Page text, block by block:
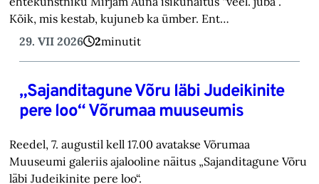
Kõik, mis kestab, kujuneb ka ümber. Ent…
29. VII 2026
2minutit
„Sajanditagune Võru läbi Judeikinite
pere loo“ Võrumaa muuseumis
Reedel, 7. augustil kell 17.00 avatakse Võrumaa
Muuseumi galeriis ajalooline näitus „Sajanditagune Võru
läbi Judeikinite pere loo“.